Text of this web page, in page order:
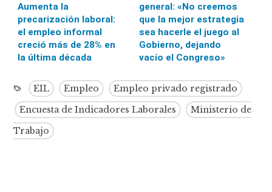
Aumenta la
precarización laboral:
el empleo informal
creció más de 28% en
la última década
general: «No creemos
que la mejor estrategia
sea hacerle el juego al
Gobierno, dejando
vacío el Congreso»
EIL Empleo
Empleo privado registrado
Encuesta de Indicadores Laborales
Ministerio de
Trabajo